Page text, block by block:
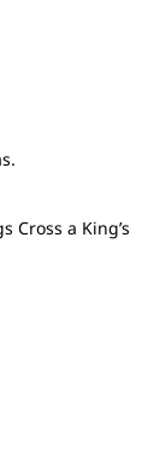
Cross a King’s